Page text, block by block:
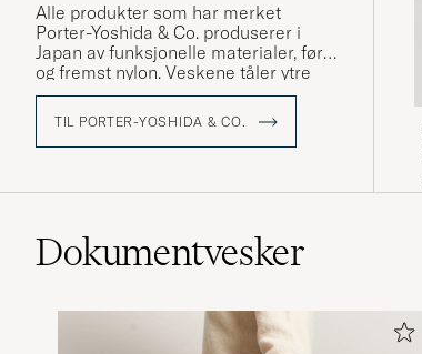
Alle produkter som har merket
Porter-Yoshida & Co. produserer i
Japan av funksjonelle materialer, først
og fremst nylon. Veskene tåler ytre
påvirkning som fuktighet og smuss,
men også raske forandringer i
trender. Alltid med gjennomtenkte
detaljer og gode løsninger.
TIL PORTER-YOSHIDA & CO.
Dokumentvesker